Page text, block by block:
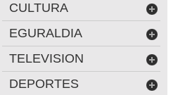
CULTURA
EGURALDIA
TELEVISION
DEPORTES